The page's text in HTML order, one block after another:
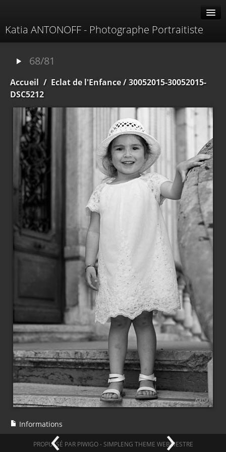
Katia ANTONOFF - Photographe Portraitiste
À propos
Contacter
68/81
Accueil / Eclat de l'Enfance/ 30052015-30052015-
DSC5212
‹ ›
Informations
PROPULSÉ PAR PIWIGO- SIMPLENG THEME WEBMESTRE